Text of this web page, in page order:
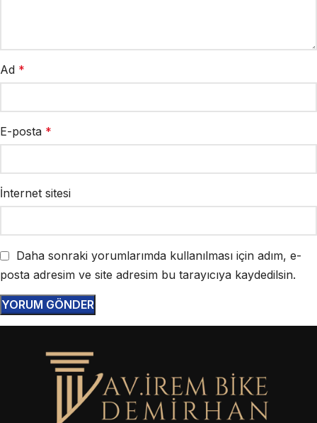
Ad *
E-posta *
İnternet sitesi
Daha sonraki yorumlarımda kullanılması için adım, e-
posta adresim ve site adresim bu tarayıcıya kaydedilsin.